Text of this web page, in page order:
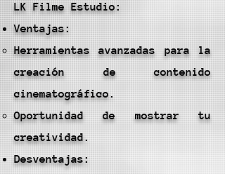
LK Filme Estudio:
Ventajas:
Herramientas avanzadas para la
creación de contenido
cinematográfico.
Oportunidad de mostrar tu
creatividad.
Desventajas: